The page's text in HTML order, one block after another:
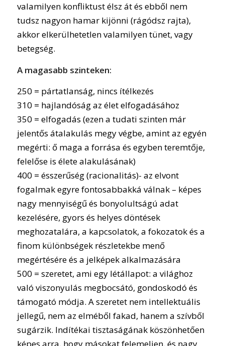
valamilyen konfliktust élsz át és ebből nem
tudsz nagyon hamar kijönni (rágódsz rajta),
akkor elkerülhetetlen valamilyen tünet, vagy
betegség.
A magasabb szinteken:
250 = pártatlanság, nincs ítélkezés
310 = hajlandóság az élet elfogadásához
350 = elfogadás (ezen a tudati szinten már
jelentős átalakulás megy végbe, amint az egyén
megérti: ő maga a forrása és egyben teremtője,
felelőse is élete alakulásának)
400 = ésszerűség (racionalitás)- az elvont
fogalmak egyre fontosabbakká válnak – képes
nagy mennyiségű és bonyolultságú adat
kezelésére, gyors és helyes döntések
meghozatalára, a kapcsolatok, a fokozatok és a
finom különbségek részletekbe menő
megértésére és a jelképek alkalmazására
500 = szeretet, ami egy létállapot: a világhoz
való viszonyulás megbocsátó, gondoskodó és
támogató módja. A szeretet nem intellektuális
jellegű, nem az elméből fakad, hanem a szívből
sugárzik. Indítékai tisztaságának köszönhetően